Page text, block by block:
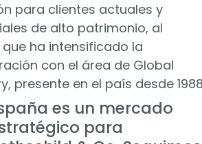
para clientes actuales y
de alto patrimonio, al
ha intensificado la
con el área de Global
presente en el país desde
es un mercado
para